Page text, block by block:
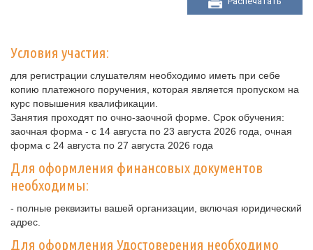
Условия участия:
для регистрации слушателям необходимо иметь при себе
копию платежного поручения, которая является пропуском на
курс повышения квалификации.
Занятия проходят по очно-заочной форме. Срок обучения:
заочная форма - с 14 августа по 23 августа 2026 года, очная
форма с 24 августа по 27 августа 2026 года
Для оформления финансовых документов
необходимы:
- полные реквизиты вашей организации, включая юридический
адрес.
Для оформления Удостоверения необходимо